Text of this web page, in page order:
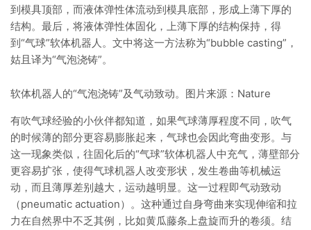
到模具顶部，而液体弹性体流动到模具底部，形成上薄下厚的
结构。最后，将液体弹性体固化，上薄下厚的结构保持，得
到“气球”软体机器人。文中将这一方法称为“bubble casting”，
姑且译为“气泡浇铸”。
软体机器人的“气泡浇铸”及气动致动。图片来源：Nature
有吹气球经验的小伙伴都知道，如果气球薄厚程度不同，吹气
的时候薄的部分更容易膨胀起来，气球也会因此弯曲变形。与
这一现象类似，往固化后的“气球”软体机器人中充气，薄壁部分
更容易扩张，使得气球机器人改变形状，发生卷曲等机械运
动，而且薄厚差别越大，运动越明显。这一过程即气动致动
（pneumatic actuation）。这种通过自身弯曲来实现伸缩和拉
力在自然界中不乏其例，比如黄瓜藤条上盘旋而升的卷须。结